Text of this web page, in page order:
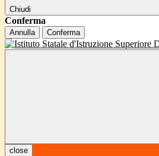
Chiudi
Conferma
Annulla Conferma
close